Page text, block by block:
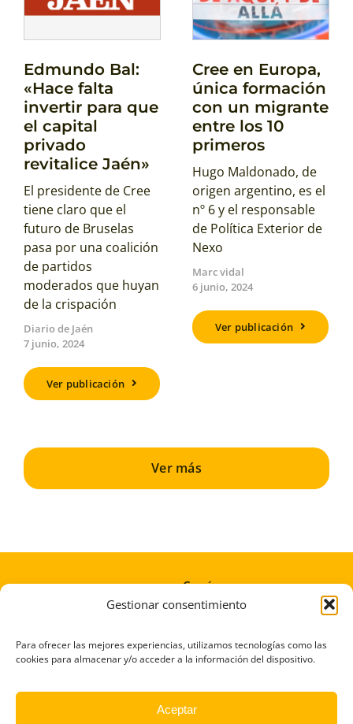
Gestionar consentimiento
Para ofrecer las mejores experiencias, utilizamos tecnologías como las
cookies para almacenar y/o acceder a la información del dispositivo.
Aceptar
Edmundo Bal:
«Hace falta
invertir para que
el capital
privado
revitalice Jaén»
El presidente de Cree
tiene claro que el
futuro de Bruselas
pasa por una coalición
de partidos
moderados que huyan
de la crispación
Diario de Jaén
7 junio, 2024
Ver publicación
Cree en Europa,
única formación
con un migrante
entre los 10
primeros
Hugo Maldonado, de
origen argentino, es el
nº 6 y el responsable
de Política Exterior de
Nexo
Marc vidal
6 junio, 2024
Ver publicación
Ver más
Conócenos
Afíliate
Donaciones